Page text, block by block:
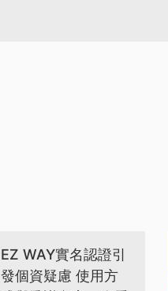
EZ WAY實名認證引
發個資疑慮 使用方